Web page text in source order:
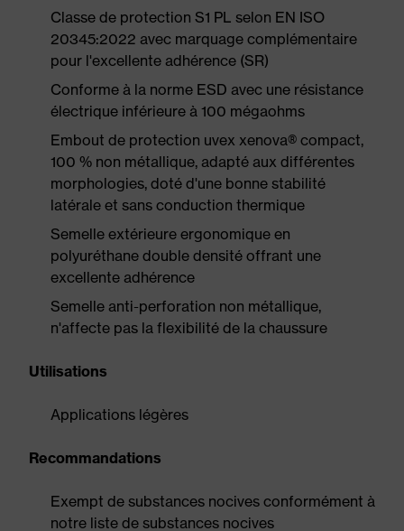
Classe de protection S1 PL selon EN ISO
20345:2022 avec marquage complémentaire
pour l'excellente adhérence (SR)
Conforme à la norme ESD avec une résistance
électrique inférieure à 100 mégaohms
Embout de protection uvex xenova® compact,
100 % non métallique, adapté aux différentes
morphologies, doté d'une bonne stabilité
latérale et sans conduction thermique
Semelle extérieure ergonomique en
polyuréthane double densité offrant une
excellente adhérence
Semelle anti-perforation non métallique,
n'affecte pas la flexibilité de la chaussure
Utilisations
Applications légères
Recommandations
Exempt de substances nocives conformément à
notre liste de substances nocives